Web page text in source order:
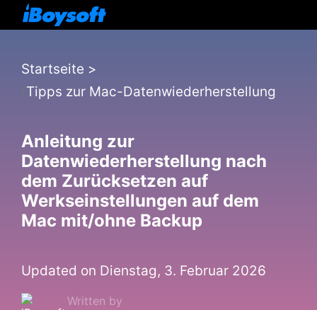
Startseite >
Tipps zur Mac-Datenwiederherstellung
Anleitung zur
Datenwiederherstellung nach
dem Zurücksetzen auf
Werkseinstellungen auf dem
Mac mit/ohne Backup
Updated on Dienstag, 3. Februar 2026
Written by